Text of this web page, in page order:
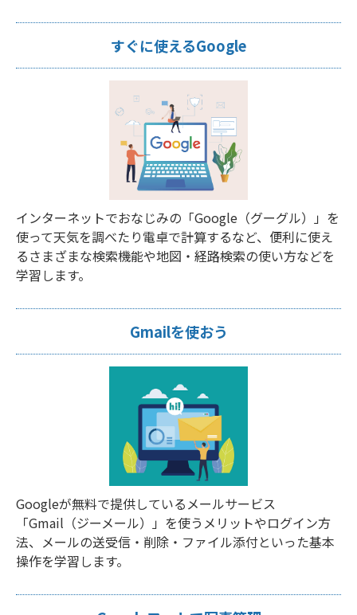
すぐに使えるGoogle
インターネットでおなじみの「Google（グーグル）」を
使って天気を調べたり電卓で計算するなど、便利に使え
るさまざまな検索機能や地図・経路検索の使い方などを
学習します。
Gmailを使おう
Googleが無料で提供しているメールサービス
「Gmail（ジーメール）」を使うメリットやログイン方
法、メールの送受信・削除・ファイル添付といった基本
操作を学習します。